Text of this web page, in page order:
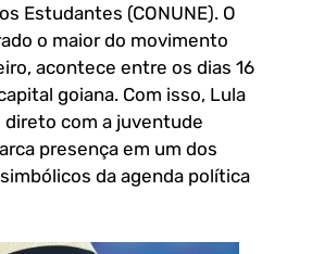
Estudantes (CONUNE). O
o maior do movimento
acontece entre os dias 16
goiana. Com isso, Lula
direto com a juventude
presença em um dos
da agenda política